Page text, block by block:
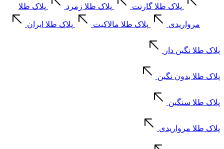
پلاک طلا گارنت پلاک طلا زمرد پلاک طلا
مرواریدی پلاک طلا مالاکیت پلاک طلا ایران
پلاک طلا نگین دار
پلاک طلا بدون نگین
پلاک طلا سنگین
پلاک طلا مرواریدی